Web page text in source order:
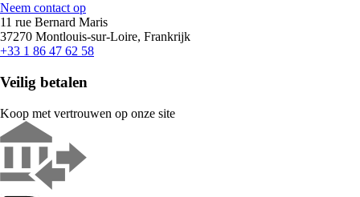
Neem contact op
11 rue Bernard Maris
37270 Montlouis-sur-Loire, Frankrijk
+33 1 86 47 62 58
Veilig betalen
Koop met vertrouwen op onze site